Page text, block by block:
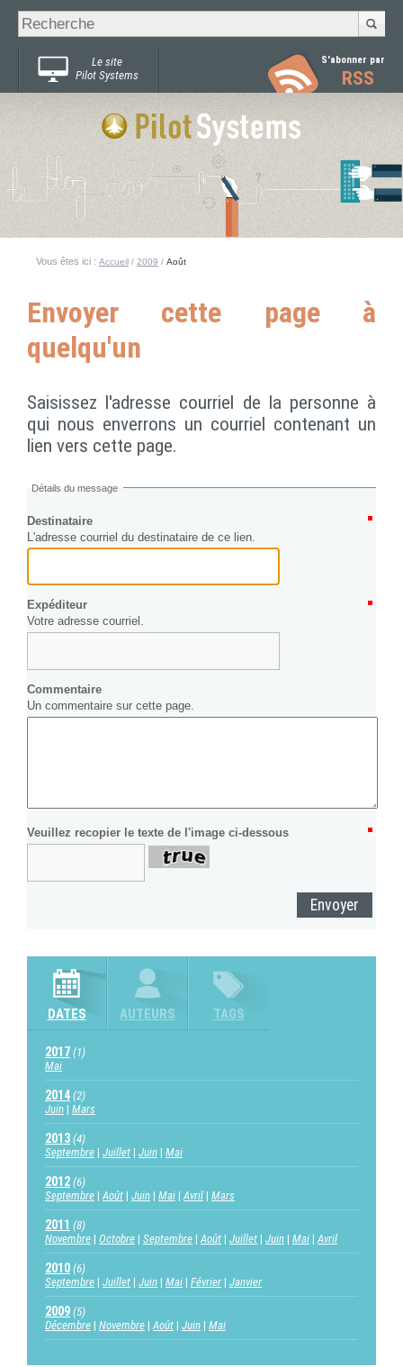
Chercher par
Recherche
avancée…
Le site
Pilot Systems
S'abonner par
RSS
Vous êtes ici : Accueil / 2009 / Août
Envoyer cette page à
quelqu'un
Saisissez l'adresse courriel de la personne à
qui nous enverrons un courriel contenant un
lien vers cette page.
Détails du message
Destinataire
L'adresse courriel du destinataire de ce lien.
Expéditeur
Votre adresse courriel.
Commentaire
Un commentaire sur cette page.
Veuillez recopier le texte de l'image ci-dessous
DATES AUTEURS TAGS
2017 (1)
Mai
2014 (2)
Juin Mars
2013 (4)
Septembre Juillet Juin Mai
2012 (6)
Septembre Août Juin Mai Avril Mars
2011 (8)
Novembre Octobre Septembre Août Juillet Juin Mai Avril
2010 (6)
Septembre Juillet Juin Mai Février Janvier
2009 (5)
Décembre Novembre Août Juin Mai